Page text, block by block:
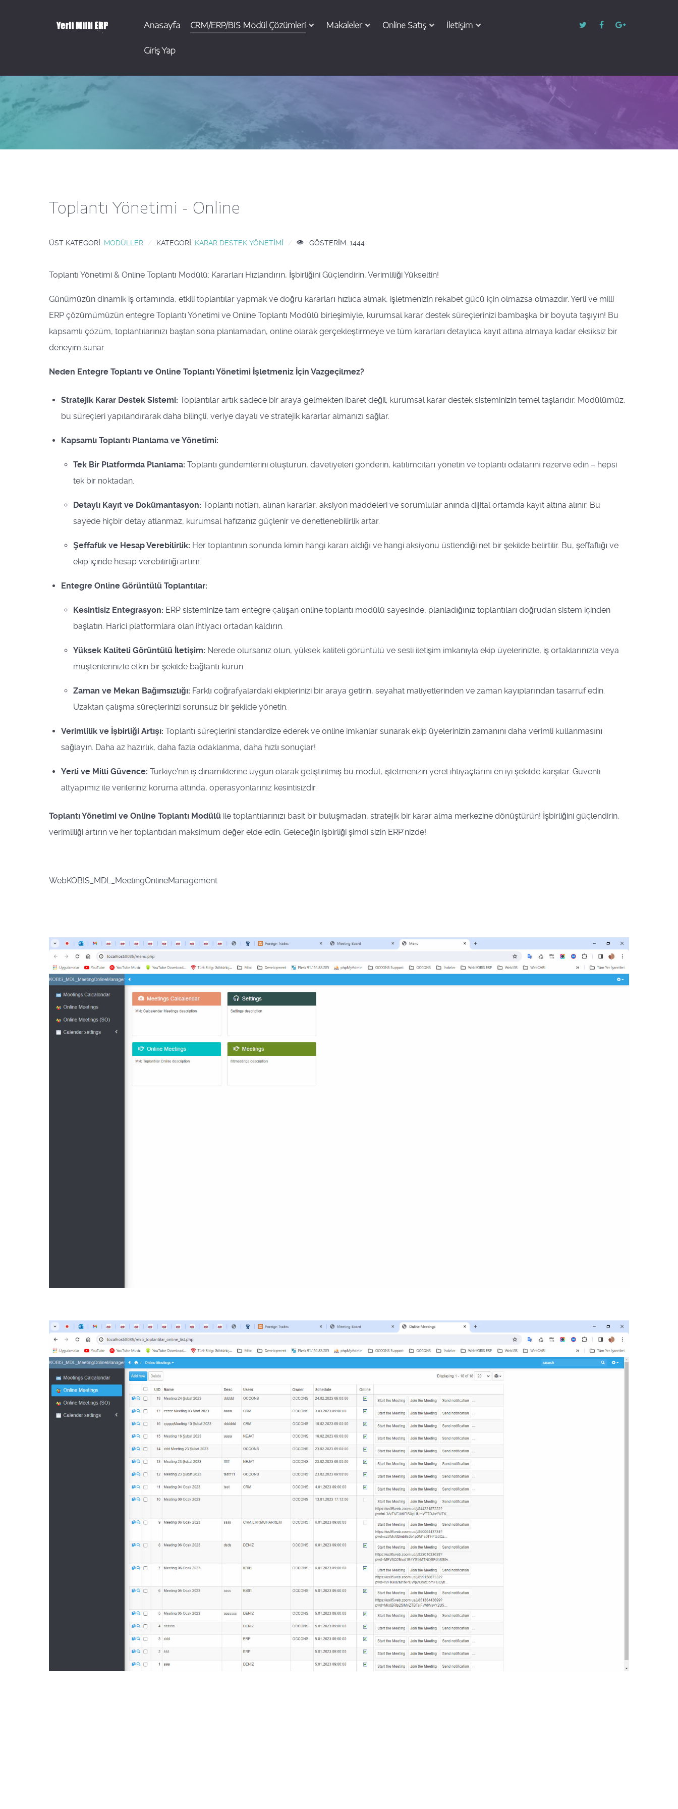
Anasayfa CRM/ERP/BIS Modül Çözümleri Makaleler Online Satış İletişim
Giriş Yap
Toplantı Yönetimi - Online
ÜST KATEGORI: MODÜLLER KATEGORI: KARAR DESTEK YÖNETIMI GÖSTERIM: 1444
Toplantı Yönetimi & Online Toplantı Modülü: Kararları Hızlandırın, İşbirliğini Güçlendirin, Verimliliği Yükseltin!
Günümüzün dinamik iş ortamında, etkili toplantılar yapmak ve doğru kararları hızlıca almak, işletmenizin rekabet gücü için olmazsa olmazdır. Yerli ve milli
ERP çözümümüzün entegre Toplantı Yönetimi ve Online Toplantı Modülü birleşimiyle, kurumsal karar destek süreçlerinizi bambaşka bir boyuta taşıyın! Bu
kapsamlı çözüm, toplantılarınızı baştan sona planlamadan, online olarak gerçekleştirmeye ve tüm kararları detaylıca kayıt altına almaya kadar eksiksiz bir
deneyim sunar.
Neden Entegre Toplantı ve Online Toplantı Yönetimi İşletmeniz İçin Vazgeçilmez?
Stratejik Karar Destek Sistemi: Toplantılar artık sadece bir araya gelmekten ibaret değil; kurumsal karar destek sisteminizin temel taşlarıdır. Modülümüz,
bu süreçleri yapılandırarak daha bilinçli, veriye dayalı ve stratejik kararlar almanızı sağlar.
Kapsamlı Toplantı Planlama ve Yönetimi:
Tek Bir Platformda Planlama: Toplantı gündemlerini oluşturun, davetiyeleri gönderin, katılımcıları yönetin ve toplantı odalarını rezerve edin – hepsi
tek bir noktadan.
Detaylı Kayıt ve Dokümantasyon: Toplantı notları, alınan kararlar, aksiyon maddeleri ve sorumlular anında dijital ortamda kayıt altına alınır. Bu
sayede hiçbir detay atlanmaz, kurumsal hafızanız güçlenir ve denetlenebilirlik artar.
Şeffaflık ve Hesap Verebilirlik: Her toplantının sonunda kimin hangi kararı aldığı ve hangi aksiyonu üstlendiği net bir şekilde belirtilir. Bu, şeffaflığı ve
ekip içinde hesap verebilirliği artırır.
Entegre Online Görüntülü Toplantılar:
Kesintisiz Entegrasyon: ERP sisteminize tam entegre çalışan online toplantı modülü sayesinde, planladığınız toplantıları doğrudan sistem içinden
başlatın. Harici platformlara olan ihtiyacı ortadan kaldırın.
Yüksek Kaliteli Görüntülü İletişim: Nerede olursanız olun, yüksek kaliteli görüntülü ve sesli iletişim imkanıyla ekip üyelerinizle, iş ortaklarınızla veya
müşterilerinizle etkin bir şekilde bağlantı kurun.
Zaman ve Mekan Bağımsızlığı: Farklı coğrafyalardaki ekiplerinizi bir araya getirin, seyahat maliyetlerinden ve zaman kayıplarından tasarruf edin.
Uzaktan çalışma süreçlerinizi sorunsuz bir şekilde yönetin.
Verimlilik ve İşbirliği Artışı: Toplantı süreçlerini standardize ederek ve online imkanlar sunarak ekip üyelerinizin zamanını daha verimli kullanmasını
sağlayın. Daha az hazırlık, daha fazla odaklanma, daha hızlı sonuçlar!
Yerli ve Milli Güvence: Türkiye'nin iş dinamiklerine uygun olarak geliştirilmiş bu modül, işletmenizin yerel ihtiyaçlarını en iyi şekilde karşılar. Güvenli
altyapımız ile verileriniz koruma altında, operasyonlarınız kesintisizdir.
Toplantı Yönetimi ve Online Toplantı Modülü ile toplantılarınızı basit bir buluşmadan, stratejik bir karar alma merkezine dönüştürün! İşbirliğini güçlendirin,
verimliliği artırın ve her toplantıdan maksimum değer elde edin. Geleceğin işbirliği şimdi sizin ERP'nizde!
WebKOBIS_MDL_MeetingOnlineManagement